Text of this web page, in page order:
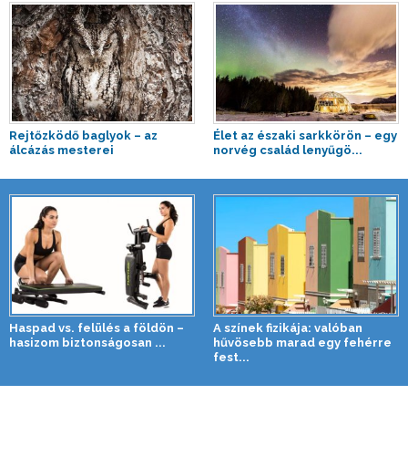
Rejtőzködő baglyok – az
álcázás mesterei
Élet az északi sarkkörön – egy
norvég család lenyűgö...
Haspad vs. felülés a földön –
hasizom biztonságosan ...
A színek fizikája: valóban
hűvösebb marad egy fehérre
fest...